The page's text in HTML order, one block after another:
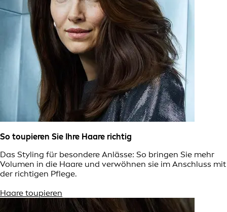
So toupieren Sie Ihre Haare richtig
Das Styling für besondere Anlässe: So bringen Sie mehr
Volumen in die Haare und verwöhnen sie im Anschluss mit
der richtigen Pflege.
Haare toupieren